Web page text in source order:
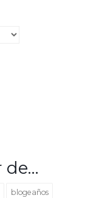
de…
blogeaños